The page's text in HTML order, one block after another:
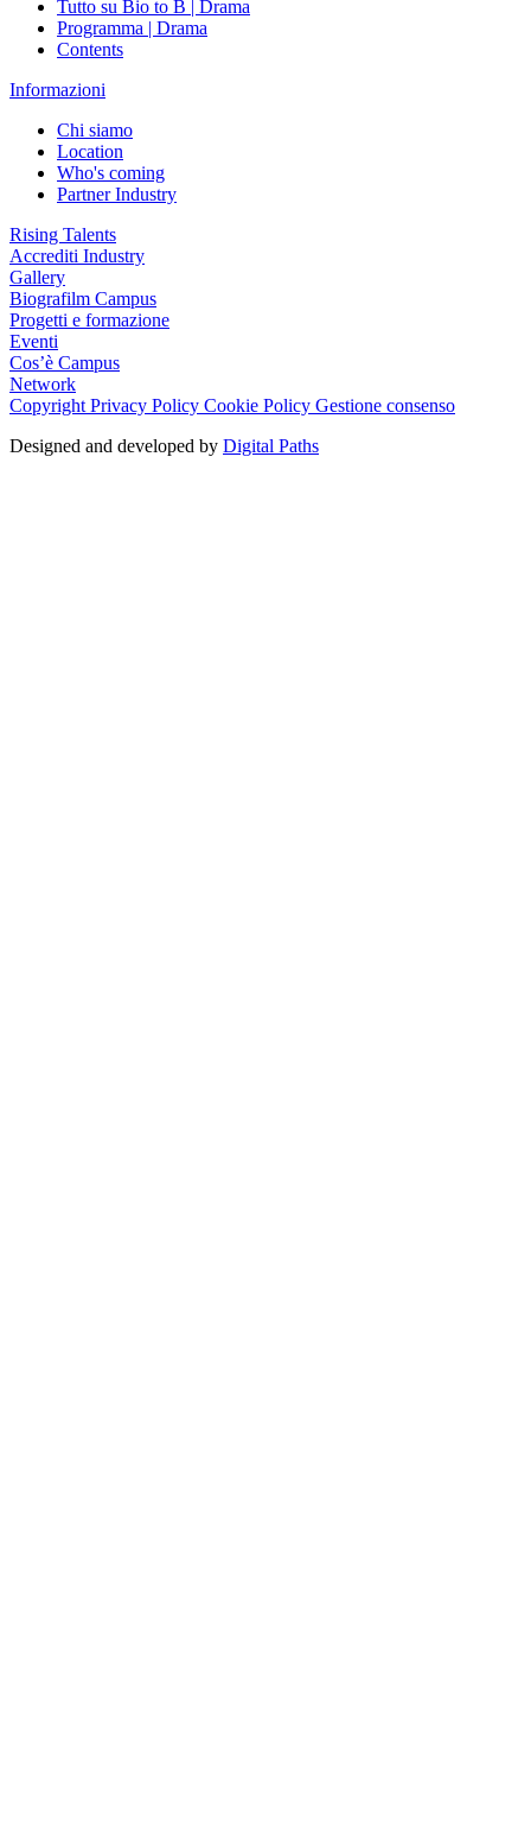
Tutto su Bio to B | Drama
Programma | Drama
Contents
Informazioni
Chi siamo
Location
Who's coming
Partner Industry
Rising Talents
Accrediti Industry
Gallery
Biografilm Campus
Progetti e formazione
Eventi
Cos’è Campus
Network
Copyright Privacy Policy Cookie Policy Gestione consenso
Designed and developed by Digital Paths